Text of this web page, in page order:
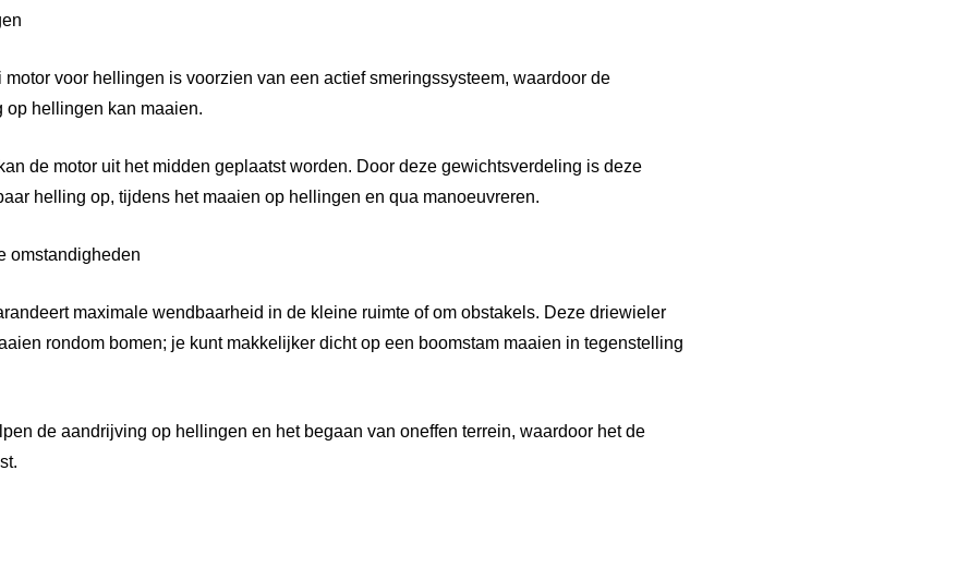
voor hellingen is voorzien van een actief smeringssysteem, waardoor de
op hellingen kan maaien.
de motor uit het midden geplaatst worden. Door deze gewichtsverdeling is deze
helling op, tijdens het maaien op hellingen en qua manoeuvreren.
omstandigheden
maximale wendbaarheid in de kleine ruimte of om obstakels. Deze driewieler
rondom bomen; je kunt makkelijker dicht op een boomstam maaien in tegenstelling
de aandrijving op hellingen en het begaan van oneffen terrein, waardoor het de